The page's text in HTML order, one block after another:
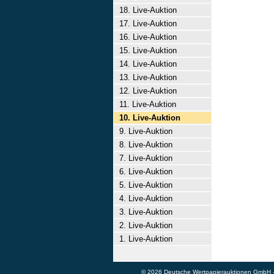
18. Live-Auktion
17. Live-Auktion
16. Live-Auktion
15. Live-Auktion
14. Live-Auktion
13. Live-Auktion
12. Live-Auktion
11. Live-Auktion
10. Live-Auktion
9. Live-Auktion
8. Live-Auktion
7. Live-Auktion
6. Live-Auktion
5. Live-Auktion
4. Live-Auktion
3. Live-Auktion
2. Live-Auktion
1. Live-Auktion
© 2026 Deutsche Wertpapierauktionen GmbH